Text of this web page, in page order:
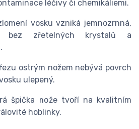
léčivy či chemikáliemi.
vosku vzniká jemnozrnná,
bez zřetelných krystalů a
ostrým nožem nebývá povrch
ulepený.
špička nože tvoří na kvalitním
hoblinky.